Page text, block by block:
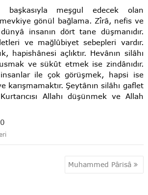
başkasıyla meşgul edecek olan
gönül bağlama. Zîrâ, nefis ve
insanın dört tane düşmanıdır.
ve mağlûbiyet sebepleri vardır.
hapishânesi açlıktır. Hevânın silâhı
ve sükût etmek ise zindânıdır.
insanlar ile çok görüşmek, hapsi ise
karışmamaktır. Şeytânın silâhı gaflet
Allahı düşünmek ve Allah
Muhammed Pârisâ